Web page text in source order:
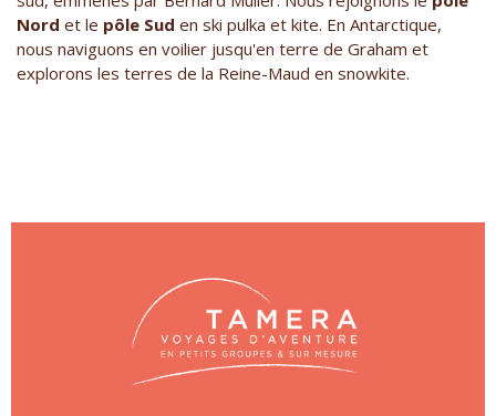
Nord et le pôle Sud en ski pulka et kite. En Antarctique,
nous naviguons en voilier jusqu'en terre de Graham et
explorons les terres de la Reine-Maud en snowkite.